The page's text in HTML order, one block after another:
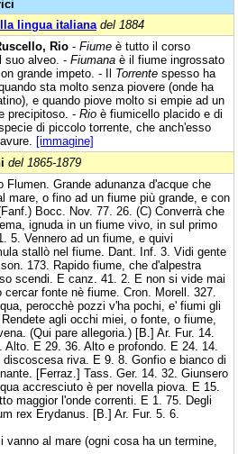
lingua italiana del 1884
Rio - Fiume è tutto il corso
suo alveo. - Fiumana è il fiume ingrossato
grande impeto. - Il Torrente spesso ha
sta molto senza piovere (onde ha
e quando piove molto si empie ad un
precipitoso. - Rio è fiumicello placido e di
di piccolo torrente, che anch'esso
[immagine]
del 1865-1879
Grande adunanza d'acque che
mare, o fino ad un fiume più grande, e con
Bocc. Nov. 77. 26. (C) Converrà che
ignuda in un fiume vivo, in sul primo
5. Vennero ad un fiume, e quivi
stallò nel fiume. Dant. Inf. 3. Vidi gente
173. Rapido fiume, che d'alpestra
scendi. E canz. 41. 2. E non si vide mai
fonte nè fiume. Cron. Morell. 327.
perocchè pozzi v'ha pochi, e' fiumi gli
agli occhi miei, o fonte, o fiume,
(Qui pare allegoria.) [B.] Ar. Fur. 14.
E 29. 36. Alto e profondo. E 24. 14.
discoscesa riva. E 9. 8. Gonfio e bianco di
[Ferraz.] Tass. Ger. 14. 32. Giunsero
accresciuto è per novella piova. E 15.
maggior l'onde correnti. E 1. 75. Degli
rex Erydanus. [B.] Ar. Fur. 5. 6.
al mare (ogni cosa ha un termine,